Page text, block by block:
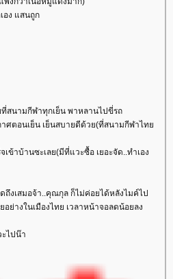
อง แสนถูก
สนามกีฬาทุกเย็น พาหลานไปขี่รถ
าศตอนเย็น เย็นสบายดีด้วย(ที่สนามกีฬาไท
เข้าบ้านซะเลย(มีที่แวะซื้อ เยอะจัด..ทำเอง
งเสมอจ้า..คุณกุล ก็ไม่ค่อยได้หลังไมค์ไป
อย่างในเมืองไทย เวลาหน้าจอลดน้อยลง
ไปน๊า